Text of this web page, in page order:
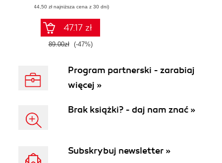
(44,50 zł najniższa cena z 30 dni)
47.17 zł
89.00zł (-47%)
Program partnerski - zarabiaj
więcej »
Brak książki? - daj nam znać »
Subskrybuj newsletter »